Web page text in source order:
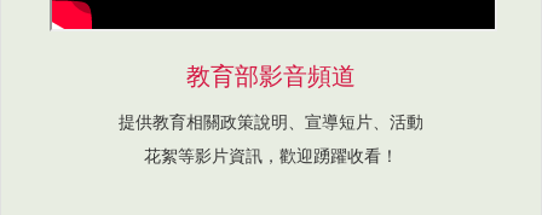
教育部影音頻道
提供教育相關政策說明、宣導短片、活動
花絮等影片資訊，歡迎踴躍收看！